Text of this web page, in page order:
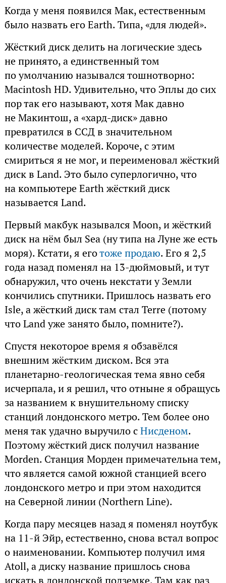
Когда у меня появился Мак, естественным
было назвать его Earth. Типа, «для людей».
Жёсткий диск делить на логические здесь
не принято, а единственный том
по умолчанию назывался тошнотворно:
Macintosh HD. Удивительно, что Эплы до сих
пор так его называют, хотя Мак давно
не Макинтош, а «хард-диск» давно
превратился в ССД в значительном
количестве моделей. Короче, с этим
смириться я не мог, и переименовал жёсткий
диск в Land. Это было суперлогично, что
на компьютере Earth жёсткий диск
называется Land.
Первый макбук назывался Moon, и жёсткий
диск на нём был Sea (ну типа на Луне же есть
моря). Кстати, я еготоже продаю. Его я 2,5
года назад поменял на 13-дюймовый, и тут
обнаружил, что очень некстати у Земли
кончились спутники. Пришлось назвать его
Isle, а жёсткий диск там стал Terre (потому
что Land уже занято было, помните?).
Спустя некоторое время я обзавёлся
внешним жёстким диском. Вся эта
планетарно-геологическая тема явно себя
исчерпала, и я решил, что отныне я обращусь
за названием к внушительному списку
станций лондонского метро. Тем более оно
меня так удачно выручило сНисденом.
Поэтому жёсткий диск получил название
Morden. Станция Морден примечательна тем,
что является самой южной станцией всего
лондонского метро и при этом находится
на Северной линии (Northern Line).
Когда пару месяцев назад я поменял ноутбук
на 11-й Эйр, естественно, снова встал вопрос
о наименовании. Компьютер получил имя
Atoll, а диску название пришлось снова